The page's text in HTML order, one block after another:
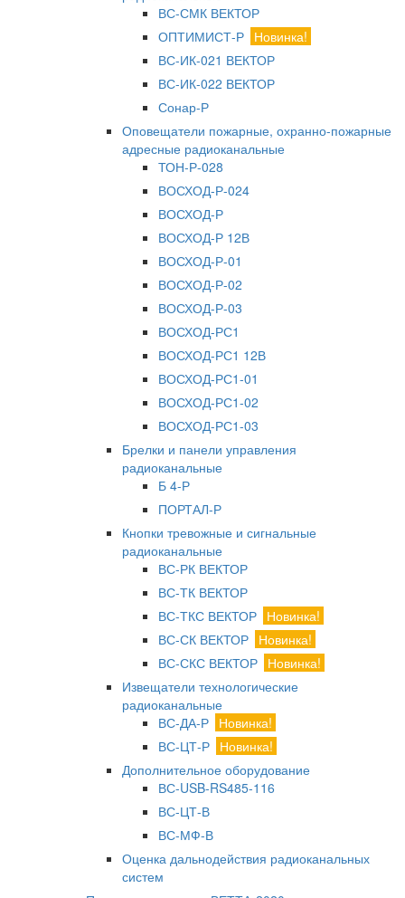
ВС-СМК ВЕКТОР
ОПТИМИСТ-Р Новинка!
ВС-ИК-021 ВЕКТОР
ВС-ИК-022 ВЕКТОР
Сонар-Р
Оповещатели пожарные, охранно-пожарные
адресные радиоканальные
ТОН-Р-028
ВОСХОД-Р-024
ВОСХОД-Р
ВОСХОД-Р 12В
ВОСХОД-Р-01
ВОСХОД-Р-02
ВОСХОД-Р-03
ВОСХОД-РС1
ВОСХОД-РС1 12В
ВОСХОД-РС1-01
ВОСХОД-РС1-02
ВОСХОД-РС1-03
Брелки и панели управления
радиоканальные
Б 4-Р
ПОРТАЛ-Р
Кнопки тревожные и сигнальные
радиоканальные
ВС-РК ВЕКТОР
ВС-ТК ВЕКТОР
ВС-ТКС ВЕКТОР Новинка!
ВС-СК ВЕКТОР Новинка!
ВС-СКС ВЕКТОР Новинка!
Извещатели технологические
радиоканальные
ВС-ДА-Р Новинка!
ВС-ЦТ-Р Новинка!
Дополнительное оборудование
ВС-USB-RS485-116
ВС-ЦТ-В
ВС-МФ-В
Оценка дальнодействия радиоканальных
систем